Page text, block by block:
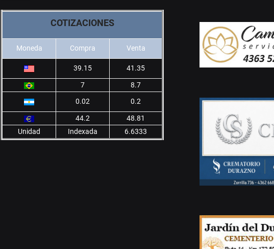
COTIZACIONES
Moneda Compra Venta
39.15 41.35
7
8.7
0.02
0.2
44.2
48.81
Unidad
Indexada 6.6333